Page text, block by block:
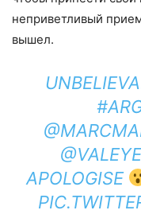
неприветливый
вышел.
APOLOGISE